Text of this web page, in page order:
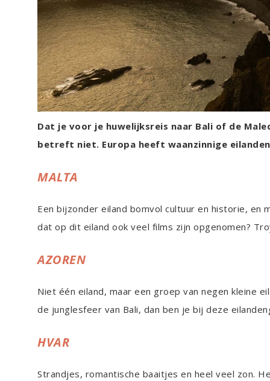
Dat je voor je huwelijksreis naar Bali of de
betreft niet. Europa heeft waanzinnige
MALTA
Een bijzonder eiland bomvol cultuur en historie, en
dat op dit eiland ook veel films zijn opgenomen?
AZOREN
Niet één eiland, maar een groep van negen kleine
de junglesfeer van Bali, dan ben je bij deze
HVAR
Strandjes, romantische baaitjes en heel veel zon.